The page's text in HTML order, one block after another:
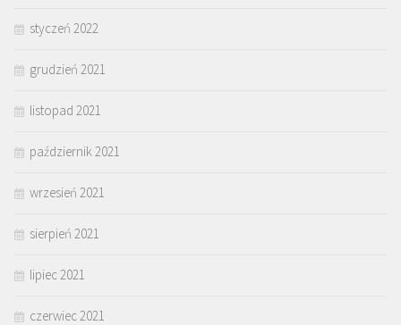
styczeń 2022
grudzień 2021
listopad 2021
październik 2021
wrzesień 2021
sierpień 2021
lipiec 2021
czerwiec 2021